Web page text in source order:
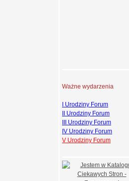
Ważne wydarzenia
I Urodziny Forum
II Urodziny Forum
III Urodziny Forum
IV Urodziny Forum
V Urodziny Forum